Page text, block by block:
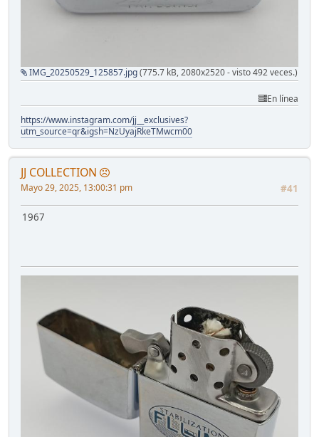
IMG_20250529_125857.jpg(775.7 kB, 2080x2520 - visto 492 veces.)
En línea
https://www.instagram.com/jj__exclusives?
utm_source=qr&igsh=NzUyajRkeTMwcm00
JJ COLLECTION
#41
Mayo 29, 2025, 13:00:31 pm
1967